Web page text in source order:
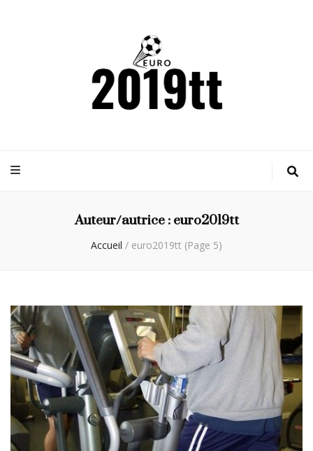
Auteur/autrice :euro2019tt
Accueil / euro2019tt (Page 5)